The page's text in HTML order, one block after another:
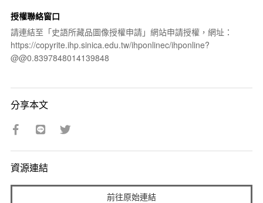
授權聯絡窗口
請連結至「史語所藏品圖像授權申請」網站申請授權，網址：
https://copyrite.ihp.sinica.edu.tw/ihponlinec/ihponline?
@@0.8397848014139848
分享本文
資源連結
前往原始連結